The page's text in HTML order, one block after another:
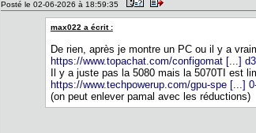
Posté le 02-06-2026 à 18:59:35
max022 a écrit :
De rien, après je montre un PC ou il y a
https://www.topachat.com/configomat [...]
Il y a juste pas la 5080 mais la 5070TI est
https://www.techpowerup.com/gpu-spe [...]
(on peut enlever pamal avec les réductions)